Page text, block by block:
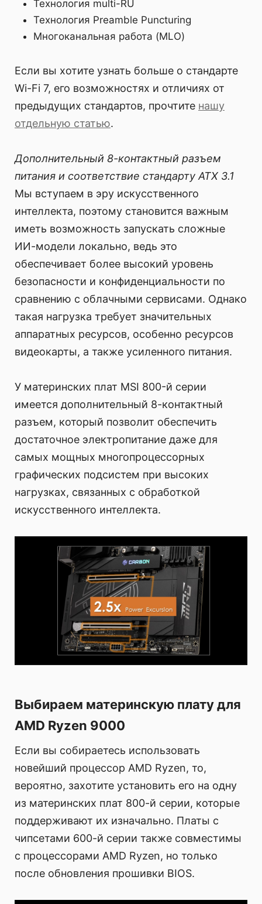
Технология multi-RU
Технология Preamble Puncturing
Многоканальная работа (MLO)
Если вы хотите узнать больше о стандарте
Wi-Fi 7, его возможностях и отличиях от
предыдущих стандартов, прочтите нашу
отдельную статью.
Дополнительный 8-контактный разъем
питания и соответствие стандарту ATX 3.1
Мы вступаем в эру искусственного
интеллекта, поэтому становится важным
иметь возможность запускать сложные
ИИ-модели локально, ведь это
обеспечивает более высокий уровень
безопасности и конфиденциальности по
сравнению с облачными сервисами. Однако
такая нагрузка требует значительных
аппаратных ресурсов, особенно ресурсов
видеокарты, а также усиленного питания.
У материнских плат MSI 800-й серии
имеется дополнительный 8-контактный
разъем, который позволит обеспечить
достаточное электропитание даже для
самых мощных многопроцессорных
графических подсистем при высоких
нагрузках, связанных с обработкой
искусственного интеллекта.
Выбираем материнскую плату для
AMD Ryzen 9000
Если вы собираетесь использовать
новейший процессор AMD Ryzen, то,
вероятно, захотите установить его на одну
из материнских плат 800-й серии, которые
поддерживают их изначально. Платы с
чипсетами 600-й серии также совместимы
с процессорами AMD Ryzen, но только
после обновления прошивки BIOS.